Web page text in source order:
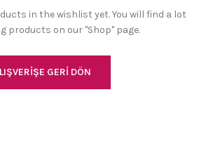
in the wishlist yet.You will find a lot
products on our "Shop" page.
GERI DÖN